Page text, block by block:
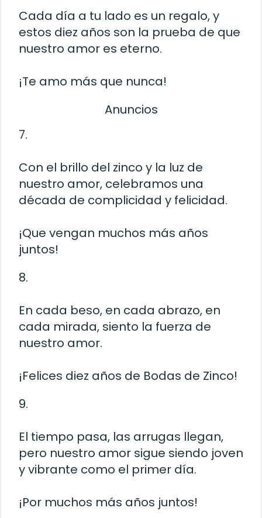
Cada día a tu lado es un regalo, y
estos diez años son la prueba de que
nuestro amor es eterno.
¡Te amo más que nunca!
Anuncios
7.
Con el brillo del zinco y la luz de
nuestro amor, celebramos una
década de complicidad y felicidad.
¡Que vengan muchos más años
juntos!
8.
En cada beso, en cada abrazo, en
cada mirada, siento la fuerza de
nuestro amor.
¡Felices diez años de Bodas de Zinco!
9.
El tiempo pasa, las arrugas llegan,
pero nuestro amor sigue siendo joven
y vibrante como el primer día.
¡Por muchos más años juntos!